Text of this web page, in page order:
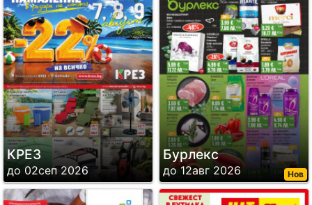
КРЕЗ
до 02сеп 2026 Нов
Бурлекс
до 12авг 2026